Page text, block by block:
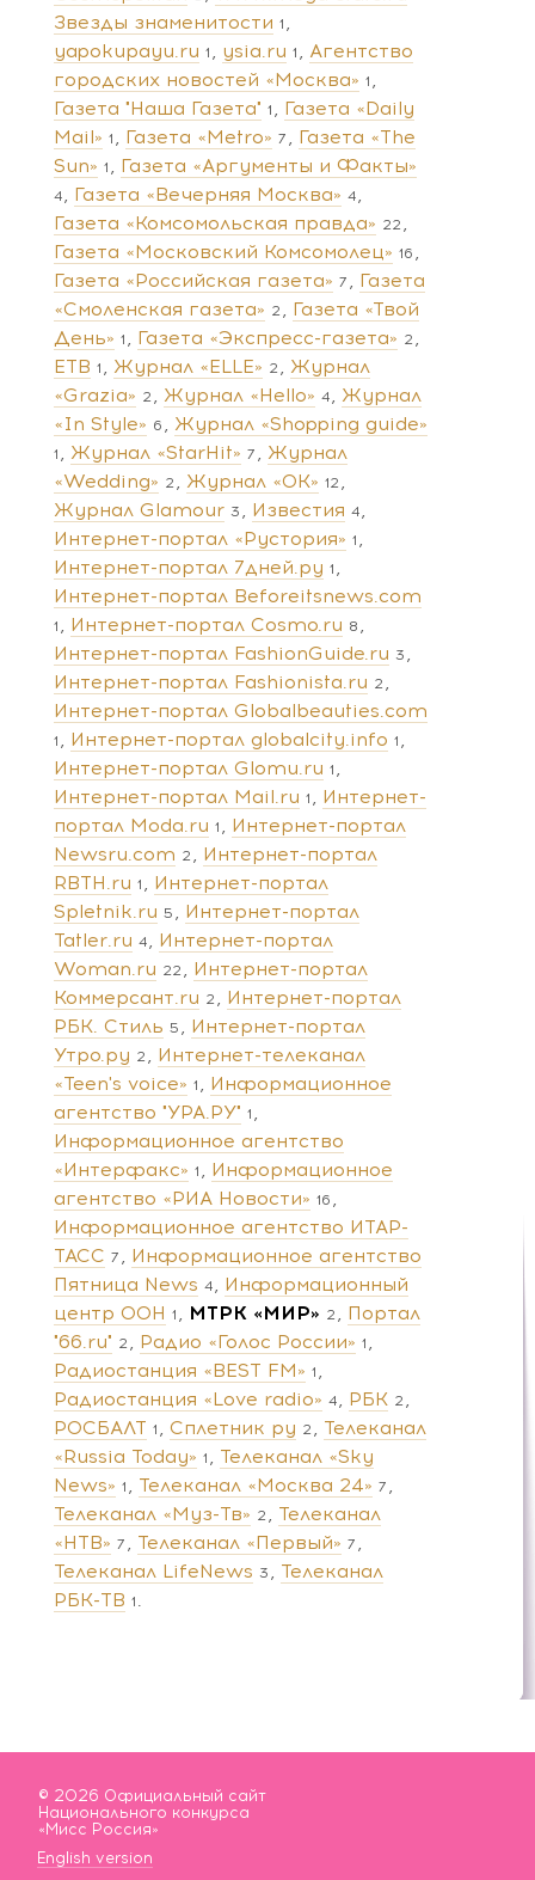
Звезды знаменитости 1
yapokupayu.ru 1 ysia.ru 1
Агентство
городских новостей «Москва» 1
Газета "Наша Газета" 1
Газета «Daily
Mail» 1 Газета «Metro» 7
Газета «The
Sun» 1 Газета «Аргументы и Факты»
4 Газета «Вечерняя Москва» 4
Газета «Комсомольская правда» 22
Газета «Московский Комсомолец» 16
Газета «Российская газета» 7
Газета
«Смоленская газета» 2
Газета «Твой
День» 1 Газета «Экспресс-газета» 2
ЕТВ 1 Журнал «ELLE» 2
Журнал
«Grazia» 2 Журнал «Hello» 4
Журнал
«In Style» 6 Журнал «Shopping guide»
1 Журнал «StarHit» 7
Журнал
«Wedding» 2 Журнал «ОК» 12
Журнал Glamour 3 Известия 4
Интернет-портал «Рустория» 1
Интернет-портал 7дней.ру 1
Интернет-портал Beforeitsnews.com
1 Интернет-портал Cosmo.ru 8
Интернет-портал FashionGuide.ru 3
Интернет-портал Fashionista.ru 2
Интернет-портал Globalbeauties.com
1 Интернет-портал globalcity.info 1
Интернет-портал Glomu.ru 1
Интернет-портал Mail.ru 1
Интернет-
портал Moda.ru 1
Интернет-портал
Newsru.com 2
Интернет-портал
RBTH.ru 1
Интернет-портал
Spletnik.ru 5
Интернет-портал
Tatler.ru 4
Интернет-портал
Woman.ru 22
Интернет-портал
Коммерсант.ru 2
Интернет-портал
РБК. Стиль 5
Интернет-портал
Утро.ру 2
Интернет-телеканал
«Teen's voice» 1
Информационное
агентство "УРА.РУ" 1
Информационное агентство
«Интерфакс» 1
Информационное
агентство «РИА Новости» 16
Информационное агентство ИТАР-
ТАСС 7
Информационное агентство
Пятница News 4
Информационный
центр ООН 1 МТРК «МИР» 2
Портал
"66.ru" 2 Радио «Голос России» 1
Радиостанция «BEST FM» 1
Радиостанция «Love radio» 4 РБК 2
РОСБАЛТ 1 Сплетник ру 2
Телеканал
«Russia Today» 1
Телеканал «Sky
News» 1 Телеканал «Москва 24» 7
Телеканал «Муз-Тв» 2
Телеканал
«НТВ» 7 Телеканал «Первый» 7
Телеканал LifeNews 3
Телеканал
РБК-ТВ 1
© 2026 Официальный сайт
Национального конкурса
«Мисс Россия»
English version